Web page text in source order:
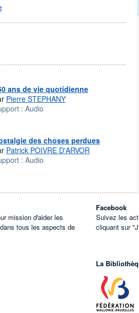
ans de vie quotidienne
Pierre STEPHANY
: Audio
des choses perdues
Patrick POIVRE D'ARVOR
: Audio
mission d'aider les
tous les aspects de
Facebook
Suivez les
cliquant sur
La